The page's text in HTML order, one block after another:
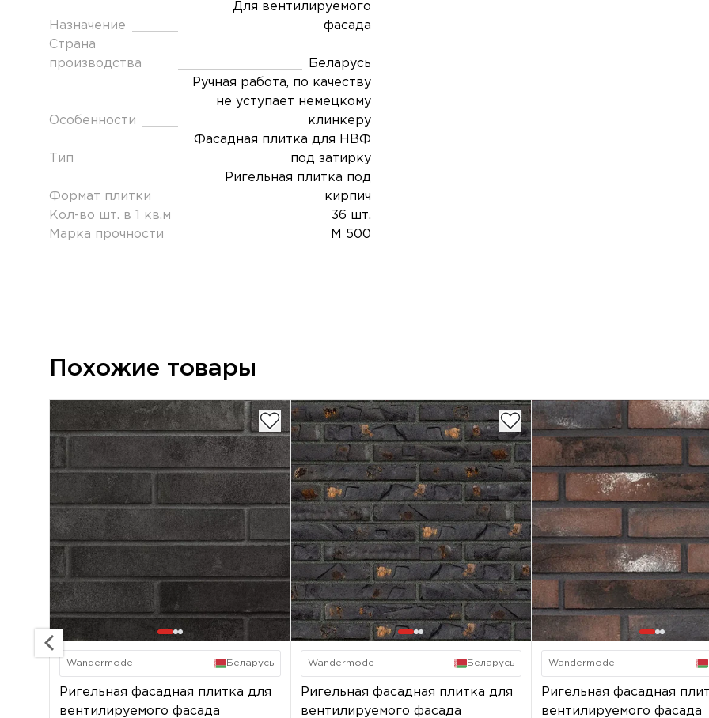
Назначение
Для вентилируемого
фасада
Страна
производства
Беларусь
Особенности
Ручная работа, по качеству
не уступает немецкому
клинкеру
Тип
Фасадная плитка для НВФ
под затирку
Формат плитки
Ригельная плитка под
кирпич
Кол-во шт. в 1 кв.м
36 шт.
Марка прочности
М 500
Похожие товары
Wandermode Беларусь
Ригельная фасадная плитка для
вентилируемого фасада
Wandermode Беларусь
Ригельная фасадная плитка для
вентилируемого фасада
Wandermode
Ригельная фасадная
вентилируемого фасада